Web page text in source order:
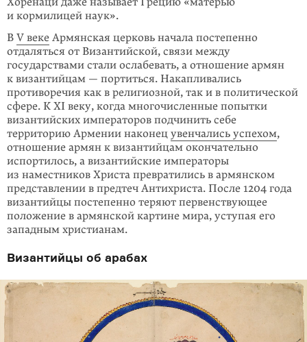
и кормилицей наук».
В V веке Армянская церковь начала постепенно
отдаляться от Византийской, связи между
государствами стали ослабевать, а отношение армян
к византий­цам — портиться. Накапливались
противоречия как в религиозной, так и в политической
сфере. К XI веку, когда многочисленные попытки
византий­ских императоров подчинить себе
территорию Армении нако­нец увенчались успехом,
отношение армян к византийцам окончательно
испортилось, а визан­тийские императоры
из наместников Христа превратились в армянском
представлении в предтеч Антихриста. После 1204 года
византийцы постепенно теряют первенствующее
положение в армянской картине мира, уступая его
западным христианам.
Византийцы об арабах